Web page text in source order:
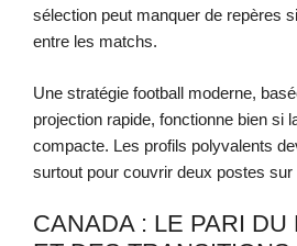
sélection peut manquer de repères
entre les matchs.
Une stratégie football moderne,
projection rapide, fonctionne bien si
compacte. Les profils polyvalents
surtout pour couvrir deux postes sur
CANADA : LE PARI DU